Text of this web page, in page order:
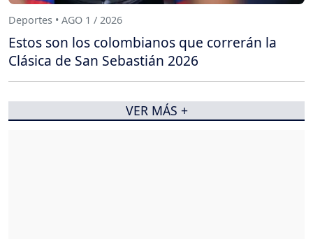
Deportes • AGO 1 / 2026
Estos son los colombianos que correrán la
Clásica de San Sebastián 2026
VER MÁS +